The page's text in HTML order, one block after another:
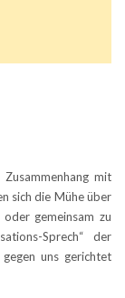
mit
sich die Mühe über
oder gemeinsam zu
Sprech“ der
uns gerichtet